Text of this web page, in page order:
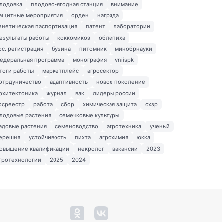
плодово-ягодная станция
внимание
мероприятия
орден
награда
паспортизация
патент
лаборатории
работы
коккомикоз
облепиха
регистрация
бузина питомник
минобрнауки
программа
монография
vniispk
работы
маркетплейс
агросектор
адаптивность
новое поколение
журнал вак
лидеры россии
работа сбор химическая защита
схзр
растения
семечковые культуры
растения
семеноводство агротехника
ученый
устойчивость пихта агрохимия
юкка
квалификации
некролог вакансии
2023
2025 2024